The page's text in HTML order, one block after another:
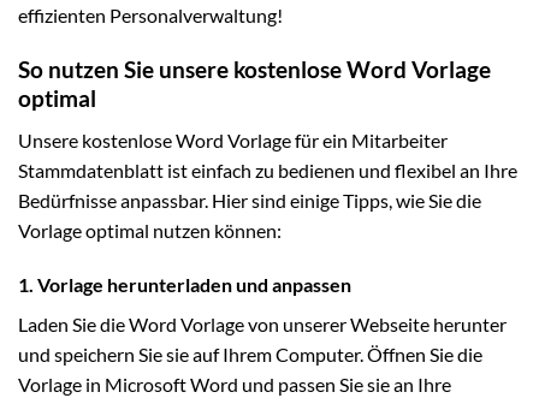
effizienten Personalverwaltung!
So nutzen Sie unsere kostenlose Word Vorlage
optimal
Unsere kostenlose Word Vorlage für ein Mitarbeiter
Stammdatenblatt ist einfach zu bedienen und flexibel an Ihre
Bedürfnisse anpassbar. Hier sind einige Tipps, wie Sie die
Vorlage optimal nutzen können:
1. Vorlage herunterladen und anpassen
Laden Sie die Word Vorlage von unserer Webseite herunter
und speichern Sie sie auf Ihrem Computer. Öffnen Sie die
Vorlage in Microsoft Word und passen Sie sie an Ihre